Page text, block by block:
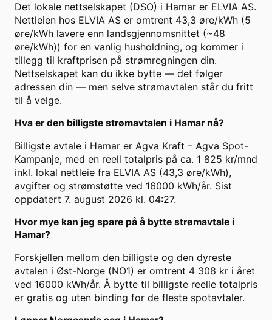
Det lokale nettselskapet (DSO) i Hamar er ELVIA AS.
Nettleien hos ELVIA AS er omtrent 43,3 øre/kWh (5
øre/kWh lavere enn landsgjennomsnittet (~48
øre/kWh)) for en vanlig husholdning, og kommer i
tillegg til kraftprisen på strømregningen din.
Nettselskapet kan du ikke bytte — det følger
adressen din — men selve strømavtalen står du fritt
til å velge.
Hva er den billigste strømavtalen i Hamar nå?
Billigste avtale i Hamar er Agva Kraft – Agva Spot-
Kampanje, med en reell totalpris på ca. 1 825 kr/mnd
inkl. lokal nettleie fra ELVIA AS (43,3 øre/kWh),
avgifter og strømstøtte ved 16000 kWh/år. Sist
oppdatert 7. august 2026 kl. 04:27.
Hvor mye kan jeg spare på å bytte strømavtale i
Hamar?
Forskjellen mellom den billigste og den dyreste
avtalen i Øst-Norge (NO1) er omtrent 4 308 kr i året
ved 16000 kWh/år. Å bytte til billigste reelle totalpris
er gratis og uten binding for de fleste spotavtaler.